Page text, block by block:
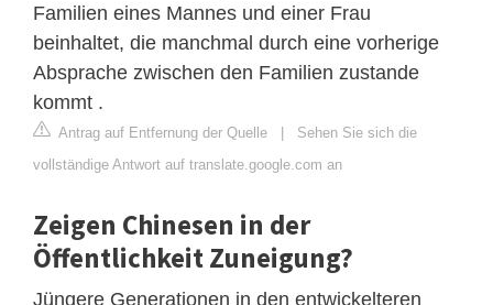
Familien eines Mannes und einer Frau
beinhaltet, die manchmal durch eine vorherige
Absprache zwischen den Familien zustande
kommt .
Antrag auf Entfernung der Quelle | Sehen Sie sich die
vollständige Antwort auf translate.google.com an
Zeigen Chinesen in der
Öffentlichkeit Zuneigung?
Jüngere Generationen in den entwickelteren